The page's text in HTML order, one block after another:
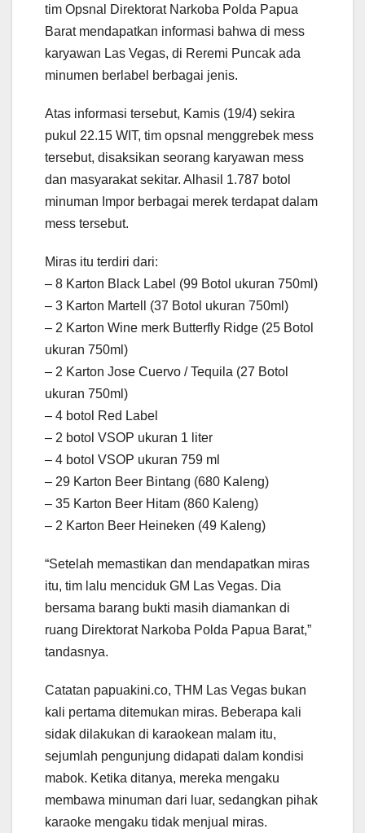
tim Opsnal Direktorat Narkoba Polda Papua
Barat mendapatkan informasi bahwa di mess
karyawan Las Vegas, di Reremi Puncak ada
minumen berlabel berbagai jenis.
Atas informasi tersebut, Kamis (19/4) sekira
pukul 22.15 WIT, tim opsnal menggrebek mess
tersebut, disaksikan seorang karyawan mess
dan masyarakat sekitar. Alhasil 1.787 botol
minuman Impor berbagai merek terdapat dalam
mess tersebut.
Miras itu terdiri dari:
– 8 Karton Black Label (99 Botol ukuran 750ml)
– 3 Karton Martell (37 Botol ukuran 750ml)
– 2 Karton Wine merk Butterfly Ridge (25 Botol
ukuran 750ml)
– 2 Karton Jose Cuervo / Tequila (27 Botol
ukuran 750ml)
– 4 botol Red Label
– 2 botol VSOP ukuran 1 liter
– 4 botol VSOP ukuran 759 ml
– 29 Karton Beer Bintang (680 Kaleng)
– 35 Karton Beer Hitam (860 Kaleng)
– 2 Karton Beer Heineken (49 Kaleng)
“Setelah memastikan dan mendapatkan miras
itu, tim lalu menciduk GM Las Vegas. Dia
bersama barang bukti masih diamankan di
ruang Direktorat Narkoba Polda Papua Barat,”
tandasnya.
Catatan papuakini.co, THM Las Vegas bukan
kali pertama ditemukan miras. Beberapa kali
sidak dilakukan di karaokean malam itu,
sejumlah pengunjung didapati dalam kondisi
mabok. Ketika ditanya, mereka mengaku
membawa minuman dari luar, sedangkan pihak
karaoke mengaku tidak menjual miras.